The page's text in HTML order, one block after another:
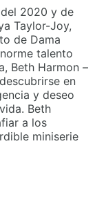
2020 y de
Taylor-Joy,
de Dama
talento
Beth Harmon –
en
y deseo
Beth
a los
miniserie